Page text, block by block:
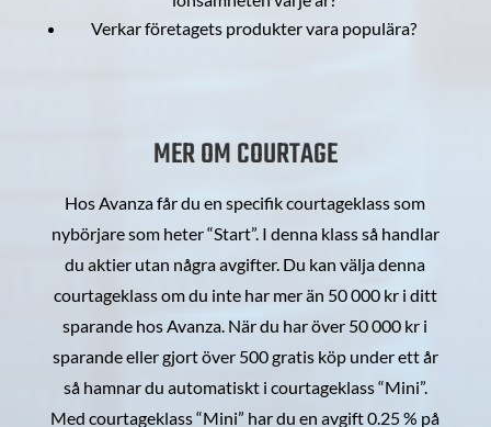
Verkar företagets produkter vara populära?
MER OM COURTAGE
Hos Avanza får du en specifik courtageklass som
nybörjare som heter “Start”. I denna klass så handlar
du aktier utan några avgifter. Du kan välja denna
courtageklass om du inte har mer än 50 000 kr i ditt
sparande hos Avanza. När du har över 50 000 kr i
sparande eller gjort över 500 gratis köp under ett år
så hamnar du automatiskt i courtageklass “Mini”.
Med courtageklass “Mini” har du en avgift 0.25 % på